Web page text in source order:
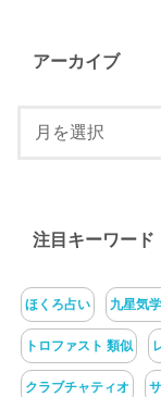
アーカイブ
注目キーワード
ほくろ占い 九星気
トロファスト 類似
クラブチャティオ